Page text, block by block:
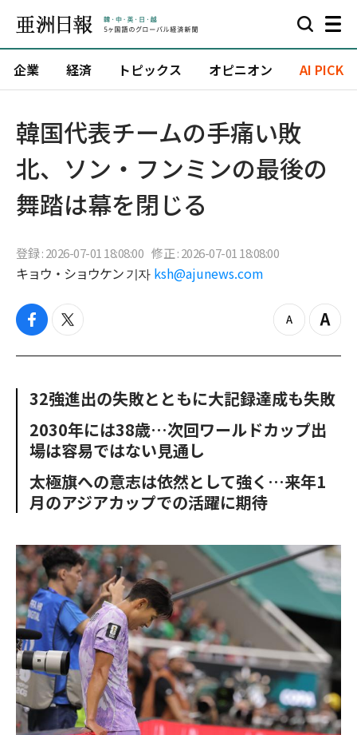
企業 経済 トピックス オピニオン AI PICK
韓国代表チームの手痛い敗
北、ソン・フンミンの最後の
舞踏は幕を閉じる
登録 : 2026-07-01 18:08:00 修正 : 2026-07-01 18:08:00
キョウ・ショウケン 기자 ksh@ajunews.com
f
c
o
k
t
i
e
z
o
u
Z
o
n
32強進出の失敗とともに大記録達成も失敗
2030年には38歳…次回ワールドカップ出
場は容易ではない見通し
太極旗への意志は依然として強く…来年1
月のアジアカップでの活躍に期待